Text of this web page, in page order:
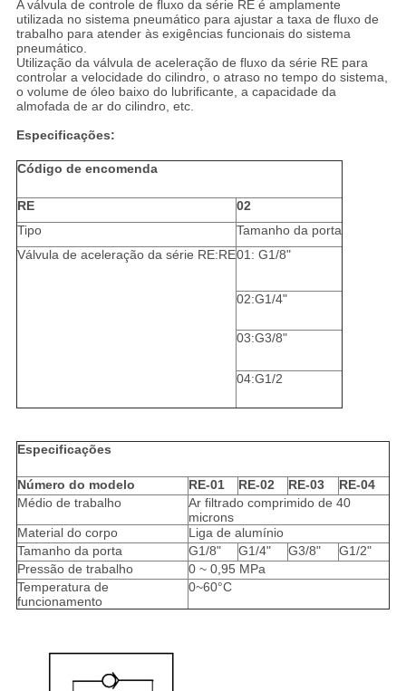
A válvula de controle de fluxo da série RE é amplamente
utilizada no sistema pneumático para ajustar a taxa de fluxo de
trabalho para atender às exigências funcionais do sistema
pneumático.
Utilização da válvula de aceleração de fluxo da série RE para
controlar a velocidade do cilindro, o atraso no tempo do sistema,
o volume de óleo baixo do lubrificante, a capacidade da
almofada de ar do cilindro, etc.
Especificações:
Código de encomenda
RE
02
Tipo
Tamanho da porta
Válvula de aceleração da série RE:RE01: G1/8"
02:G1/4"
03:G3/8"
04:G1/2
Especificações
Número do modelo RE-01 RE-02 RE-03
RE-04
Médio de trabalho
Ar filtrado comprimido de 40
microns
Material do corpo
Liga de alumínio
Tamanho da porta
G1/8" G1/4" G3/8"
G1/2"
Pressão de trabalho
0 ~ 0,95 MPa
Temperatura de
funcionamento
0~60°C